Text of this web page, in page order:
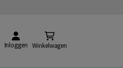
Inloggen Winkelwagen